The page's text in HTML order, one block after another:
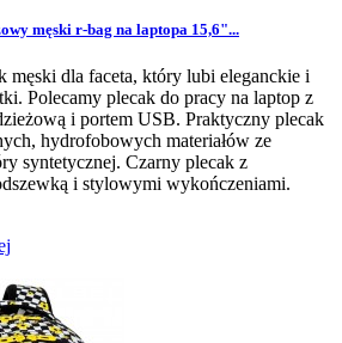
męski r-bag na laptopa 15,6"...
męski dla faceta, który lubi eleganckie i
Polecamy plecak do pracy na laptop z
i portem USB. Praktyczny plecak
hydrofobowych materiałów ze
syntetycznej. Czarny plecak z
i stylowymi wykończeniami.